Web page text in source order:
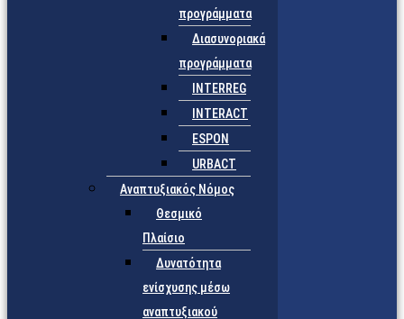
προγράμματα
Διασυνοριακά
προγράμματα
INTERREG
INTERACT
ESPON
URBACT
Αναπτυξιακός Νόμος
Θεσμικό
Πλαίσιο
Δυνατότητα
ενίσχυσης μέσω
αναπτυξιακού